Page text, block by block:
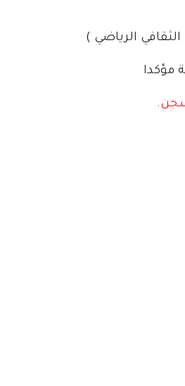
الرياضي )
مؤكدا
.